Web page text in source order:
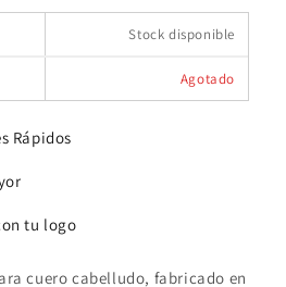
Stock disponible
Agotado
Rápidos
tu logo
cuero cabelludo, fabricado en